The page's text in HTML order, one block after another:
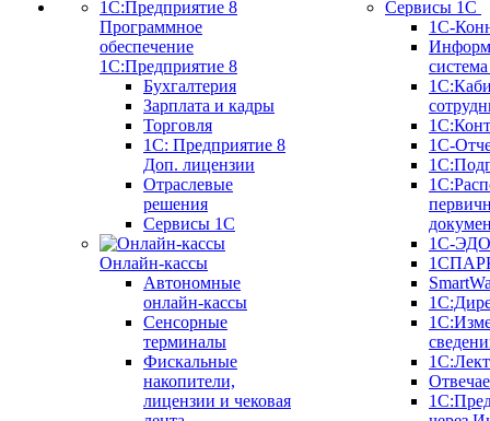
Программное
обеспечение
1С:Предприятие 8
Бухгалтерия
Зарплата и кадры
Торговля
1C: Предприятие 8
Доп. лицензии
Отраслевые
решения
Сервисы 1С
Онлайн-кассы
Автономные
онлайн-кассы
Сенсорные
терминалы
Фискальные
накопители,
лицензии и чековая
Сервисы 1С
1С-
1С-
1С-ЭДО